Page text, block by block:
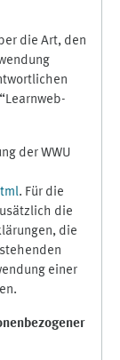
die Art, den
der WWU
. Für die
die
die
einer